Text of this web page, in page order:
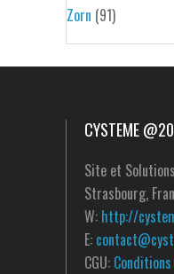
Zorn (91)
CYSTEME
Site et
Strasbourg,
W: http://
E:
CGU: